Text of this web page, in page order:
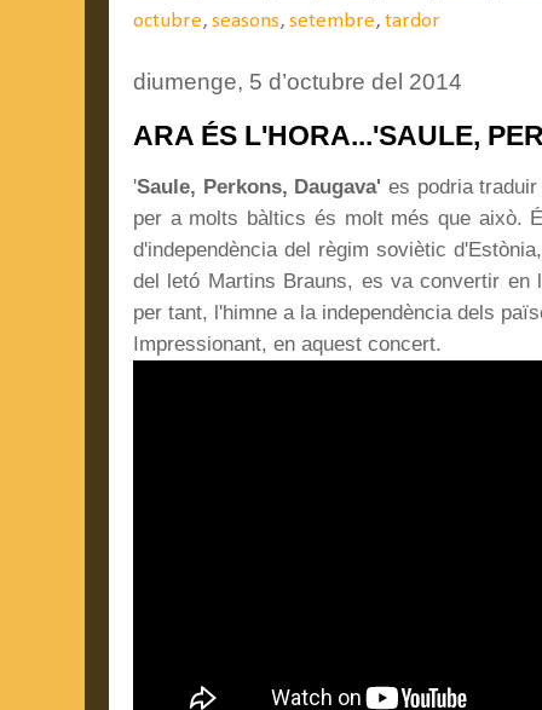
octubre, seasons, setembre, tardor
diumenge, 5 d’octubre del 2014
ARA ÉS L'HORA...'SAULE,
'Saule, Perkons, Daugava'es podria
per a molts bàltics és molt més que això.
d'independència del règim soviètic
del letó Martins Brauns, es va convertir en
per tant, l'himne a la independència dels
Impressionant, en aquest concert.